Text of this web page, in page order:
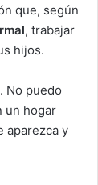
que, según
, trabajar
hijos.
No puedo
un hogar
aparezca y